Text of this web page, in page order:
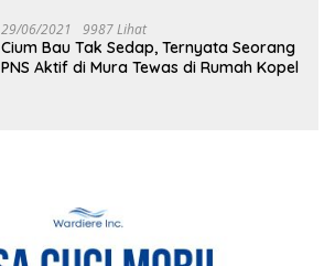
29/06/2021 9987 Lihat
Cium Bau Tak Sedap, Ternyata Seorang
PNS Aktif di Mura Tewas di Rumah Kopel